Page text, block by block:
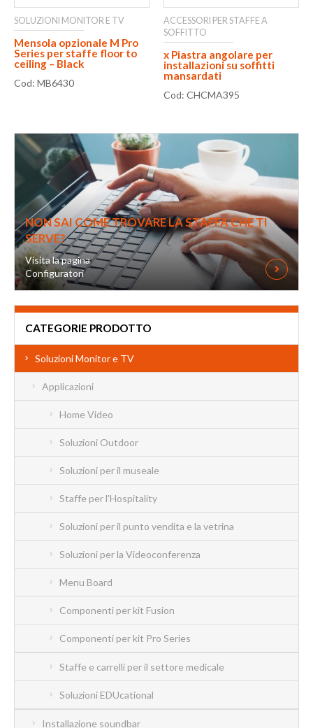
SOLUZIONI MONITOR E TV
Mensola opzionale M Pro
Series per staffe floor to
ceiling – Black
Cod: MB6430
ACCESSORI PER STAFFE A
SOFFITTO
x Piastra angolare per
installazioni su soffitti
mansardati
Cod: CHCMA395
NON SAI COME TROVARE LA STAFFA CHE TI
SERVE?
Visita la pagina
Configuratori
CATEGORIE PRODOTTO
Soluzioni Monitor e TV
Applicazioni
Home Video
Soluzioni Outdoor
Soluzioni per il museale
Staffe per l'Hospitality
Soluzioni per il punto vendita e la vetrina
Soluzioni per la Videoconferenza
Menu Board
Componenti per kit Fusion
Componenti per kit Pro Series
Staffe e carrelli per il settore medicale
Soluzioni EDUcational
Installazione soundbar